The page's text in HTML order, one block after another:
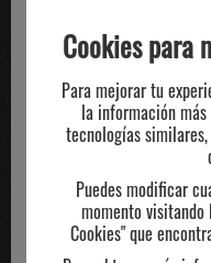
TE
Cookies para
Para mejorar tu
la información
tecnologías
Puedes modificar
momento visitando
Cookies" que